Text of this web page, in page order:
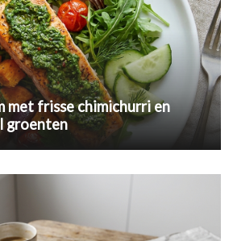
met frisse chimichurri en
groenten